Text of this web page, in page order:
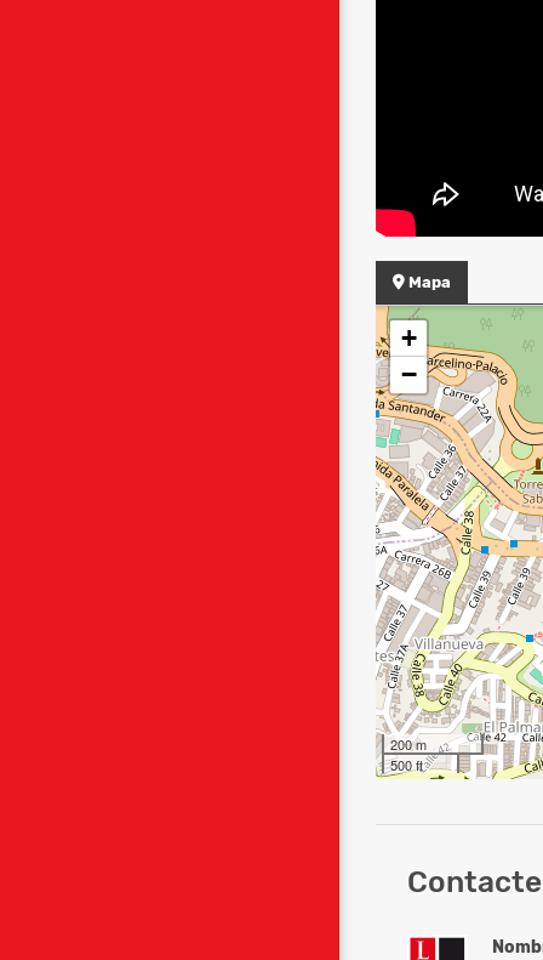
Mapa
+
−
200 m
500 ft